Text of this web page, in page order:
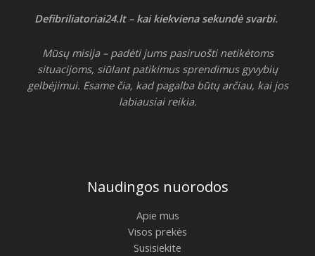
Defibriliatoriai24.lt – kai kiekviena sekundė svarbi.
Mūsų misija – padėti jums pasiruošti netikėtoms
situacijoms, siūlant patikimus sprendimus gyvybių
gelbėjimui. Esame čia, kad pagalba būtų arčiau, kai jos
labiausiai reikia.
Naudingos nuorodos
Apie mus
Visos prekės
Susisiekite